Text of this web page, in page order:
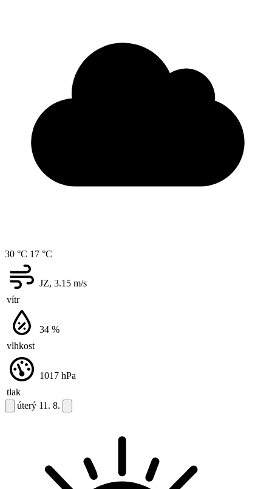
30 °C 17 °C
vítr
JZ, 3.15 m/s
vlhkost
34 %
tlak
1017 hPa
úterý 11. 8.